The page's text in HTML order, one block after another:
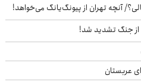
آنچه تهران از پیونگ‌یانگ می‌خواهد!
از جنگ تشدید شد!
عربستان